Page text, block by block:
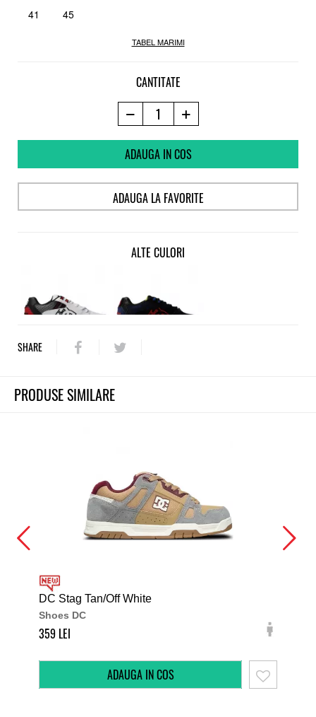
41 45
TABEL MARIMI
CANTITATE
ADAUGA IN COS
ADAUGA LA FAVORITE
ALTE CULORI
SHARE
PRODUSE SIMILARE
DC Stag Tan/Off White
Shoes DC
359